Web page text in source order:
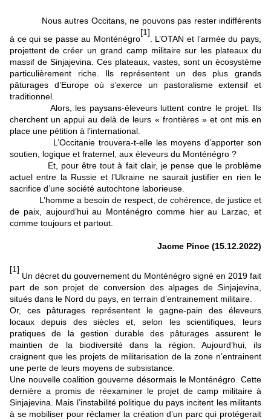
Nous autres Occitans, ne pouvons pas rester indifférents
à ce qui se passe au Monténégro
[1]
. L’OTAN et l’armée du pays,
projettent de créer un grand camp militaire sur les plateaux du
massif de Sinjajevina. Ces plateaux, vastes, sont un écosystème
particulièrement riche. Ils représentent un des plus grands
pâturages d’Europe où s’exerce un pastoralisme extensif et
traditionnel.
Alors, les paysans-éleveurs luttent contre le projet. Ils
cherchent un appui au delà de leurs « frontières » et ont mis en
place une pétition à l’international.
L’Occitanie trouvera-t-elle les moyens d’apporter son
soutien, logique et fraternel, aux éleveurs du Monténégro ?
Et, pour être tout à fait clair, je pense que le problème
actuel entre la Russie et l’Ukraine ne saurait justifier en rien le
sacrifice d’une société autochtone laborieuse.
L’homme a besoin de respect, de cohérence, de justice et
de paix, aujourd’hui au Monténégro comme hier au Larzac, et
comme toujours et partout.
Jacme Pince (15.12.2022)
[1]
Un décret du gouvernement du Monténégro signé en 2019 fait
part de son projet de conversion des alpages de Sinjajevina,
situés dans le Nord du pays, en terrain d’entrainement militaire.
Or, ces pâturages représentent le gagne-pain des éleveurs
locaux depuis des siècles et, selon les scientifiques, leurs
pratiques de la gestion durable des pâturages assurent le
maintien de la biodiversité dans la région. Aujourd’hui, ils
craignent que les projets de militarisation de la zone n’entrainent
une perte de leurs moyens de subsistance.
Une nouvelle coalition gouverne désormais le Monténégro. Cette
dernière a promis de réexaminer le projet de camp militaire à
Sinjajevina. Mais l’instabilité politique du pays incitent les militants
à se mobiliser pour réclamer la création d’un parc qui protégerait